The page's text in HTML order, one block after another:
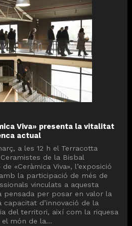
Viva» presenta la vitalitat
actual
a les 12 h el Terracotta
de la Bisbal
«Ceràmica Viva», l’exposició
la participació de més de
vinculats a aquesta
per posar en valor la
d’innovació de la
del territori, així com la riquesa
el món de la...